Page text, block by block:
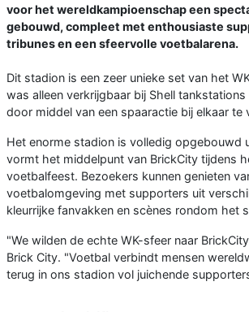
voor het wereldkampioenschap een
gebouwd, compleet met enthousiaste
tribunes en een sfeervolle voetbalarena.
Dit stadion is een zeer unieke set van het
was alleen verkrijgbaar bij Shell tankstations
door middel van een spaaractie bij elkaar te
Het enorme stadion is volledig opgebouwd
vormt het middelpunt van BrickCity tijdens
voetbalfeest. Bezoekers kunnen genieten
voetbalomgeving met supporters uit
kleurrijke fanvakken en scènes rondom het
"We wilden de echte WK-sfeer naar
Brick City. "Voetbal verbindt mensen
terug in ons stadion vol juichende